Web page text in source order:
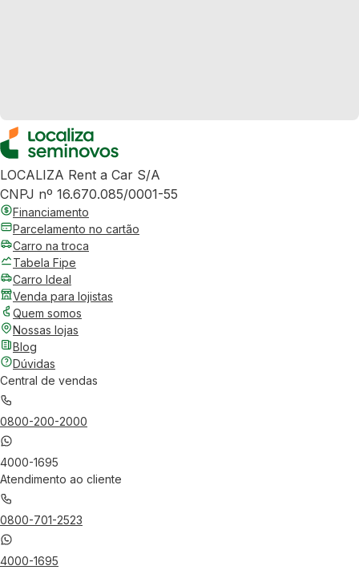
LOCALIZA Rent a Car S/A
CNPJ nº 16.670.085/0001-55
Financiamento
Parcelamento no cartão
Carro na troca
Tabela Fipe
Carro Ideal
Venda para lojistas
Quem somos
Nossas lojas
Blog
Dúvidas
Central de vendas
0800-200-2000
4000-1695
Atendimento ao cliente
0800-701-2523
4000-1695